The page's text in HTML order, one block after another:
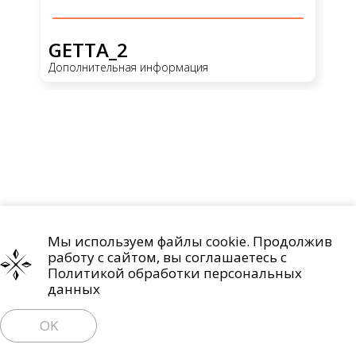
GETTA_2
Дополнительная информация
Проекты О компании Контакты
Политика обработки персональных данных
Мы используем файлы cookie. Продолжив
работу с сайтом, вы соглашаетесь с
Политикой обработки персональных
данных
OK